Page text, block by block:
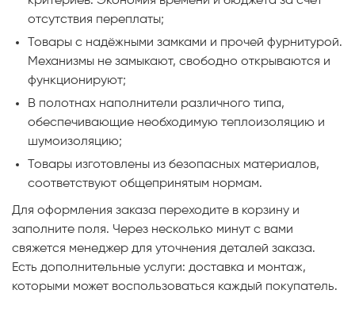
отсутствия переплаты;
Товары с надёжными замками и прочей фурнитурой.
Механизмы не замыкают, свободно открываются и
функционируют;
В полотнах наполнители различного типа,
обеспечивающие необходимую теплоизоляцию и
шумоизоляцию;
Товары изготовлены из безопасных материалов,
соответствуют общепринятым нормам.
Для оформления заказа переходите в корзину и
заполните поля. Через несколько минут с вами
свяжется менеджер для уточнения деталей заказа.
Есть дополнительные услуги: доставка и монтаж,
которыми может воспользоваться каждый покупатель.